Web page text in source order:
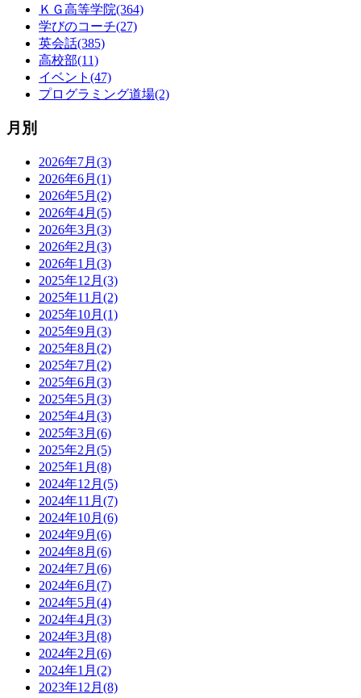
ＫＧ高等学院(364)
学びのコーチ(27)
英会話(385)
高校部(11)
イベント(47)
プログラミング道場(2)
月別
2026年7月(3)
2026年6月(1)
2026年5月(2)
2026年4月(5)
2026年3月(3)
2026年2月(3)
2026年1月(3)
2025年12月(3)
2025年11月(2)
2025年10月(1)
2025年9月(3)
2025年8月(2)
2025年7月(2)
2025年6月(3)
2025年5月(3)
2025年4月(3)
2025年3月(6)
2025年2月(5)
2025年1月(8)
2024年12月(5)
2024年11月(7)
2024年10月(6)
2024年9月(6)
2024年8月(6)
2024年7月(6)
2024年6月(7)
2024年5月(4)
2024年4月(3)
2024年3月(8)
2024年2月(6)
2024年1月(2)
2023年12月(8)